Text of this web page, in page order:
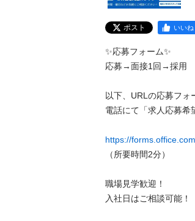
ポスト いいね
✨応募フォーム✨
応募→面接1回→採用
以下、URLの応募フォ
電話にて「求人応募希
https://
（所要時間2分）
職場見学歓迎！
入社日はご相談可能！